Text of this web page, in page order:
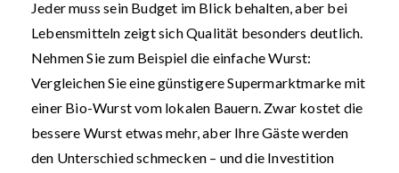
Jeder muss sein Budget im Blick behalten, aber bei
Lebensmitteln zeigt sich Qualität besonders deutlich.
Nehmen Sie zum Beispiel die einfache Wurst:
Vergleichen Sie eine günstigere Supermarktmarke mit
einer Bio-Wurst vom lokalen Bauern. Zwar kostet die
bessere Wurst etwas mehr, aber Ihre Gäste werden
den Unterschied schmecken – und die Investition